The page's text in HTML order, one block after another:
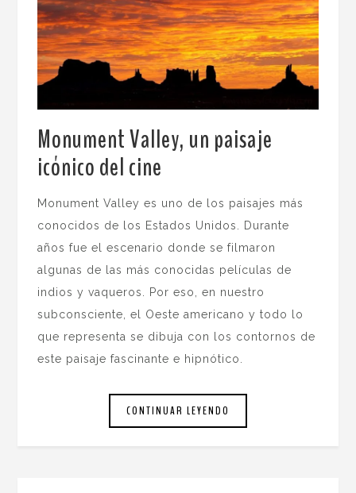
Monument Valley, un paisaje
icónico del cine
Monument Valley es uno de los paisajes más
conocidos de los Estados Unidos. Durante
años fue el escenario donde se filmaron
algunas de las más conocidas películas de
indios y vaqueros. Por eso, en nuestro
subconsciente, el Oeste americano y todo lo
que representa se dibuja con los contornos de
este paisaje fascinante e hipnótico.
CONTINUAR LEYENDO